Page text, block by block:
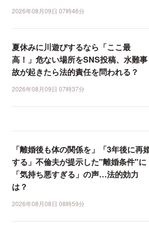
2026年08月09日 07時46分
夏休みに川遊びするなら「ここ最
高！」危ない場所をSNS投稿、水難事
故が起きたら法的責任を問われる？
2026年08月09日 07時37分
「離婚後も体の関係を」「3年後に再
する」不倫夫が提示した"離婚条件"に
「気持ち悪すぎる」の声…法的効力
は？
2026年08月08日 08時59分